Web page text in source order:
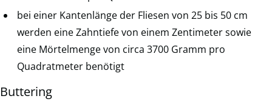
bei einer Kantenlänge der Fliesen von 25 bis 50 cm
werden eine Zahntiefe von einem Zentimeter sowie
eine Mörtelmenge von circa 3700 Gramm pro
Quadratmeter benötigt
Buttering